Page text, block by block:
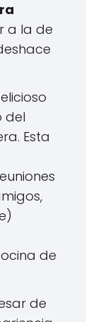
a la de
del
Esta
de
de